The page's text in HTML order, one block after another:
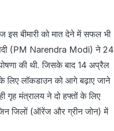
इस बीमारी को मात देने में सफल भी
(PM Narendra Modi) ने 24
की थी. जिसके बाद 14 अप्रैल
लिए लॉकडाउन को आगे बढ़ाए जाने
गृह मंत्रालय ने दो हफ्तों के लिए
जिलों (ऑरेंज और ग्रीन जोन) में